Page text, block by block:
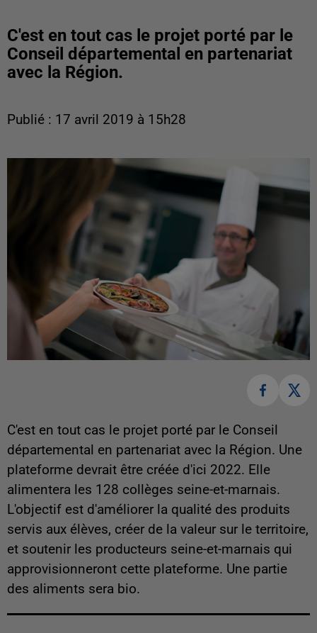
C'est en tout cas le projet porté par le
Conseil départemental en partenariat
avec la Région.
Publié : 17 avril 2019 à 15h28
C'est en tout cas le projet porté par le Conseil
départemental en partenariat avec la Région. Une
plateforme devrait être créée d'ici 2022. Elle
alimentera les 128 collèges seine-et-marnais.
L'objectif est d'améliorer la qualité des produits
servis aux élèves, créer de la valeur sur le territoire,
et soutenir les producteurs seine-et-marnais qui
approvisionneront cette plateforme. Une partie
des aliments sera bio.